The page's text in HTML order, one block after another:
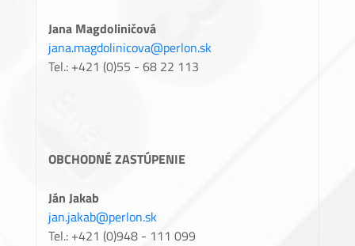
Jana Magdoliničová
jana.magdolinicova@perlon.sk
Tel.: +421 (0)55 - 68 22 113
OBCHODNÉ ZASTÚPENIE
Ján Jakab
jan.jakab@perlon.sk
Tel.: +421 (0)948 - 111 099